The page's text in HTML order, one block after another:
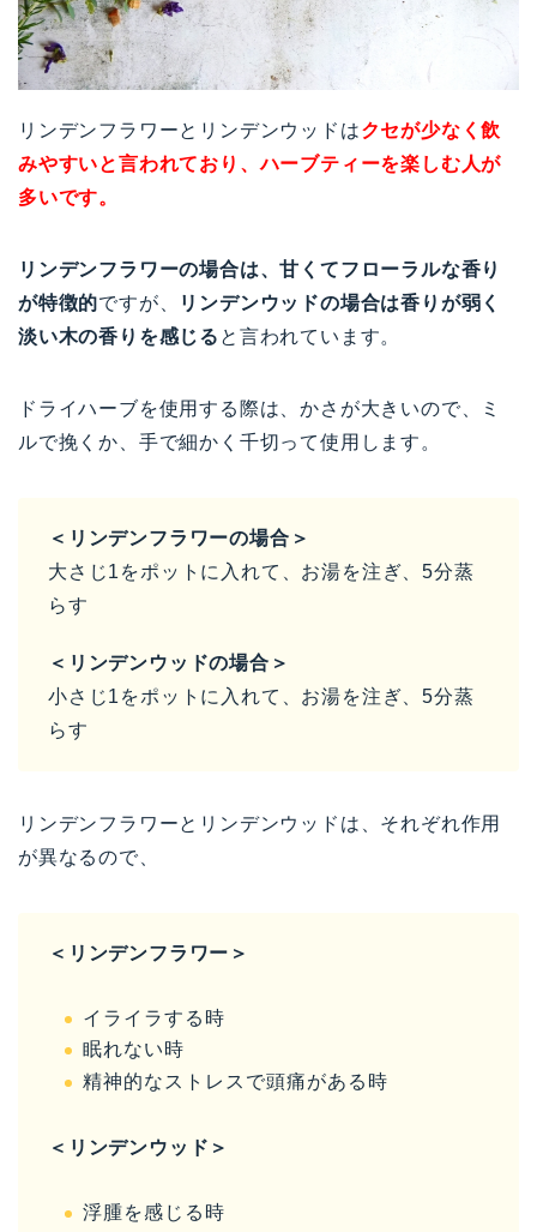
リンデンフラワーとリンデンウッドはクセが少なく飲
みやすいと言われており、ハーブティーを楽しむ人が
多いです。
リンデンフラワーの場合は、甘くてフローラルな香り
が特徴的ですが、
リンデンウッドの場合は香りが弱く
淡い木の香りを感じる と言われています。
ドライハーブを使用する際は、かさが大きいので、ミ
ルで挽くか、手で細かく千切って使用します。
＜リンデンフラワーの場合＞
大さじ1をポットに入れて、お湯を注ぎ、5分蒸
らす
＜リンデンウッドの場合＞
小さじ1をポットに入れて、お湯を注ぎ、5分蒸
らす
リンデンフラワーとリンデンウッドは、それぞれ作用
が異なるので、
＜リンデンフラワー＞
イライラする時
眠れない時
精神的なストレスで頭痛がある時
＜リンデンウッド＞
浮腫を感じる時